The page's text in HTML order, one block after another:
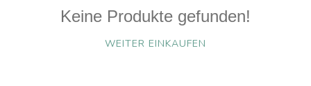
Keine Produkte gefunden!
WEITER EINKAUFEN